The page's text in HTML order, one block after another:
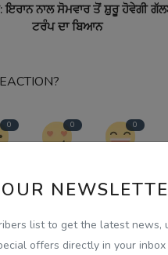
list to get the latest news,
offers directly in your inbox
ਨਾਲ ਸੋਮਵਾਰ ਤੋਂ ਸ਼ੁਰੂ ਹੋਵੇਗੀ
ਟਰੰਪ ਦਾ ਬਿਆਨ
0 0 0